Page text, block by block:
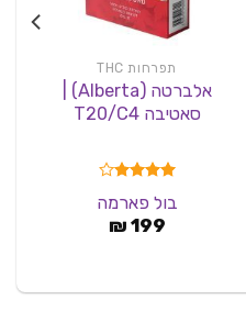
תפרחות THC
אלברטה (Alberta) |
סאטיבה T20/C4
מתוך 5
בול פארמה
199
₪